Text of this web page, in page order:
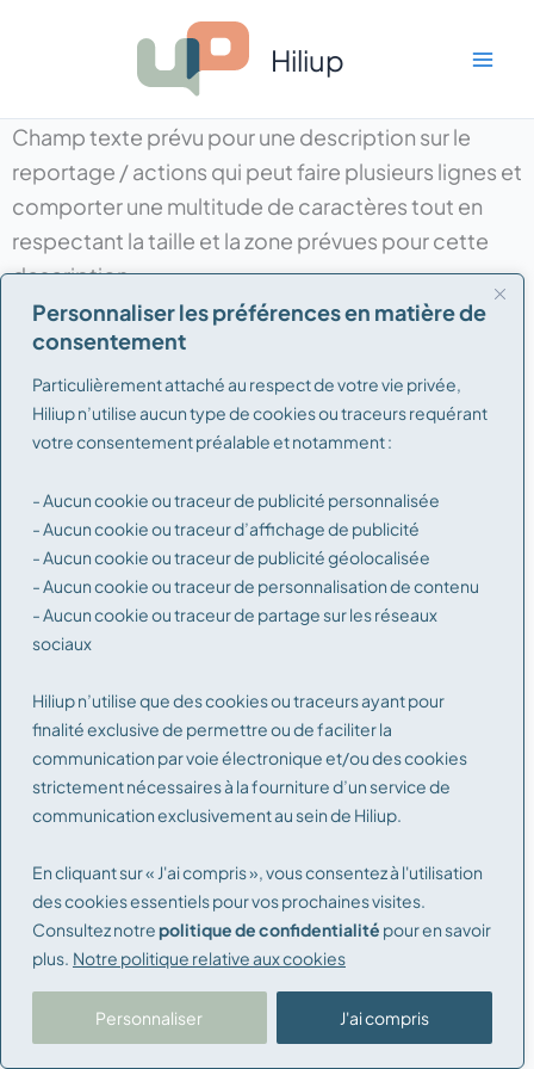
Personnaliser les préférences en matière de
consentement
Particulièrement attaché au respect de votre vie privée,
Hiliup n’utilise aucun type de cookies ou traceurs requérant
votre consentement préalable et notamment :
- Aucun cookie ou traceur de publicité personnalisée
- Aucun cookie ou traceur d’affichage de publicité
- Aucun cookie ou traceur de publicité géolocalisée
- Aucun cookie ou traceur de personnalisation de contenu
- Aucun cookie ou traceur de partage sur les réseaux
sociaux
Hiliup n’utilise que des cookies ou traceurs ayant pour
finalité exclusive de permettre ou de faciliter la
communication par voie électronique et/ou des cookies
strictement nécessaires à la fourniture d’un service de
communication exclusivement au sein de Hiliup.
En cliquant sur « J'ai compris », vous consentez à l'utilisation
des cookies essentiels pour vos prochaines visites.
Consultez notrepolitique de confidentialité pour en savoir
plus. Notre politique relative aux cookies
Personnaliser J'ai compris
Hiliup
Champ texte prévu pour une description sur le
reportage / actions qui peut faire plusieurs lignes et
comporter une multitude de caractères tout en
respectant la taille et la zone prévues pour cette
description.
Conditions générales d’utilisation
Politique de confidentialité
Conditions générales de vente
Inscris-toi !
E-
mail
S'inscrire